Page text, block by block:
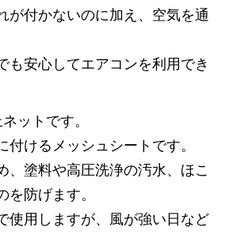
が付かないのに加え、空気を通
も安心してエアコンを利用でき
ットです。
付けるメッシュシートです。
、塗料や高圧洗浄の汚水、ほこ
を防げます。
使用しますが、風が強い日など